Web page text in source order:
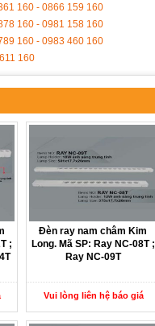
160 - 0866 159 160
160 - 0981 158 160
160 - 0983 460 160
160
;
Đèn ray nam châm Kim
Long. Mã SP: Ray NC-08T ;
Ray NC-09T
Vui lòng liên hệ báo giá